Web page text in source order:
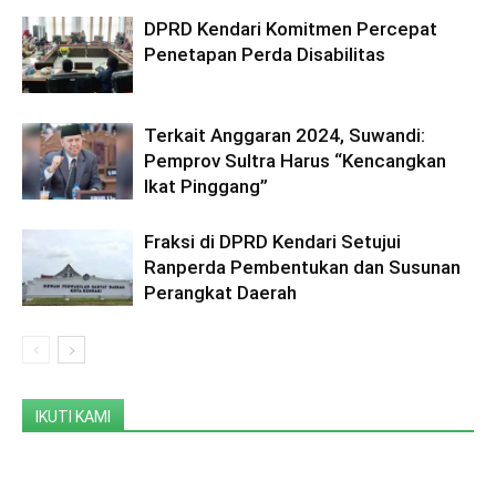
DPRD Kendari Komitmen Percepat
Penetapan Perda Disabilitas
Terkait Anggaran 2024, Suwandi:
Pemprov Sultra Harus “Kencangkan
Ikat Pinggang”
Fraksi di DPRD Kendari Setujui
Ranperda Pembentukan dan Susunan
Perangkat Daerah
IKUTI KAMI